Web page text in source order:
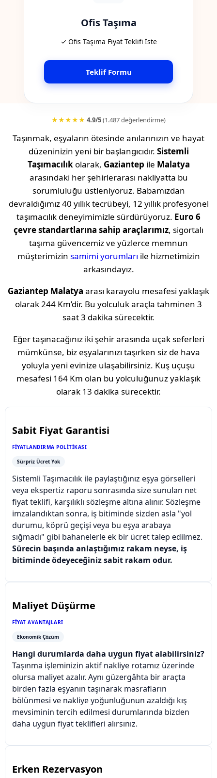
Ofis Taşıma
✓ Ofis Taşıma Fiyat Teklifi İste
Teklif Formu
★★★★★ 4.9/5(1.487 değerlendirme)
Taşınmak, eşyaların ötesinde anılarınızın ve hayat
düzeninizin yeni bir başlangıcıdır. Sistemli
Taşımacılıkolarak, Gaziantep ile Malatya
arasındaki her şehirlerarası nakliyatta bu
sorumluluğu üstleniyoruz. Babamızdan
devraldığımız 40 yıllık tecrübeyi, 12 yıllık profesyonel
taşımacılık deneyimimizle sürdürüyoruz. Euro 6
çevre standartlarına sahip araçlarımız, sigortalı
taşıma güvencemiz ve yüzlerce memnun
müşterimizin samimi yorumları ile hizmetimizin
arkasındayız.
Gaziantep Malatya arası karayolu mesafesi yaklaşık
olarak244 Km’dir. Bu yolculuk araçla tahminen 3
saat 3 dakika sürecektir.
Eğer taşınacağınız iki şehir arasında uçak seferleri
mümkünse, biz eşyalarınızı taşırken siz de hava
yoluyla yeni evinize ulaşabilirsiniz. Kuş uçuşu
mesafesi 164 Km olan bu yolculuğunuz yaklaşık
olarak 13 dakika sürecektir.
Sabit Fiyat Garantisi
FIYATLANDIRMA POLITIKASI
Sürpriz Ücret Yok
Sistemli Taşımacılık ile paylaştığınız eşya görselleri
veya ekspertiz raporu sonrasında size sunulan net
fiyat teklifi, karşılıklı sözleşme altına alınır. Sözleşme
imzalandıktan sonra, iş bitiminde sizden asla "yol
durumu, köprü geçişi veya bu eşya arabaya
sığmadı" gibi bahanelerle ek bir ücret talep edilmez.
Sürecin başında anlaştığımız rakam neyse, iş
bitiminde ödeyeceğiniz sabit rakam odur.
Maliyet Düşürme
FIYAT AVANTAJLARI
Ekonomik Çözüm
Hangi durumlarda daha uygun fiyat alabilirsiniz?
Taşınma işleminizin aktif nakliye rotamız üzerinde
olursa maliyet azalır. Aynı güzergâhta bir araçta
birden fazla eşyanın taşınarak masrafların
bölünmesi ve nakliye yoğunluğunun azaldığı kış
mevsiminin tercih edilmesi durumlarında bizden
daha uygun fiyat teklifleri alırsınız.
Erken Rezervasyon